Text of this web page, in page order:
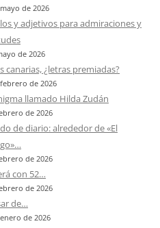
de 2026
y adjetivos para admiraciones y
de 2026
canarias, ¿letras premiadas?
de 2026
llamado Hilda Zudán
de 2026
de diario: alrededor de «El
de 2026
con 52…
de 2026
de…
de 2026